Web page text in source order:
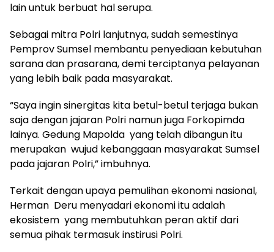
lain untuk berbuat hal serupa.
Sebagai mitra Polri lanjutnya, sudah semestinya
Pemprov Sumsel membantu penyediaan kebutuhan
sarana dan prasarana, demi terciptanya pelayanan
yang lebih baik pada masyarakat.
“Saya ingin sinergitas kita betul-betul terjaga bukan
saja dengan jajaran Polri namun juga Forkopimda
lainya. Gedung Mapolda yang telah dibangun itu
merupakan wujud kebanggaan masyarakat Sumsel
pada jajaran Polri,” imbuhnya.
Terkait dengan upaya pemulihan ekonomi nasional,
Herman Deru menyadari ekonomi itu adalah
ekosistem yang membutuhkan peran aktif dari
semua pihak termasuk instirusi Polri.